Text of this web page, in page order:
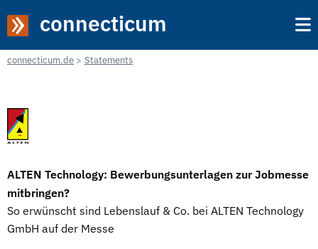
connecticum
connecticum.de Statements
ALTEN Technology: Bewerbungsunterlagen zur Jobmesse
mitbringen?
So erwünscht sind Lebenslauf & Co. bei ALTEN Technology
GmbH auf der Messe